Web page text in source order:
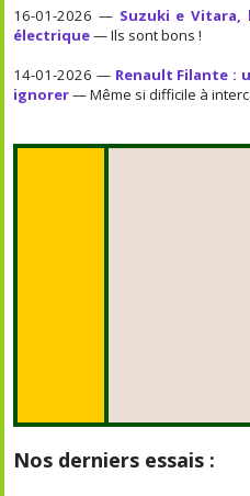
16-01-2026 — Suzuki e Vitara,
électrique— Ils sont bons !
14-01-2026 — Renault Filante :
ignorer— Même si difficile à
Nos derniers essais :